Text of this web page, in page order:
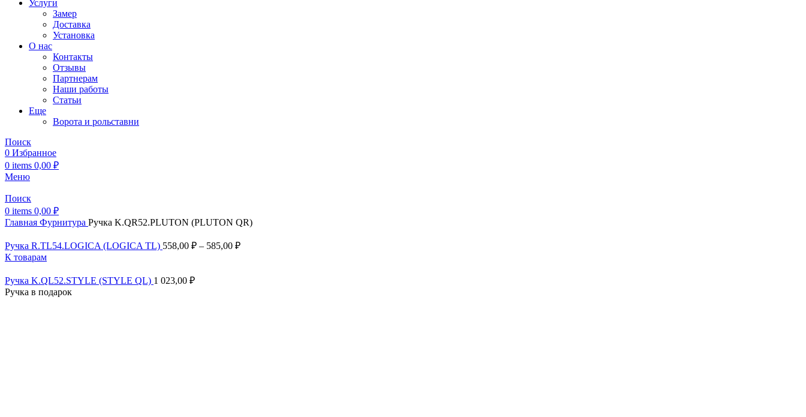
Услуги
Замер
Доставка
Установка
О нас
Контакты
Отзывы
Партнерам
Наши работы
Статьи
Еще
Ворота и рольставни
Поиск
0 Избранное
0 items 0,00 ₽
Меню
Поиск
0 items 0,00 ₽
Главная Фурнитура Ручка K.QR52.PLUTON (PLUTON QR)
Ручка R.TL54.LOGICA (LOGICA TL) 558,00 ₽ – 585,00 ₽
К товарам
Ручка K.QL52.STYLE (STYLE QL) 1 023,00 ₽
Ручка в подарок